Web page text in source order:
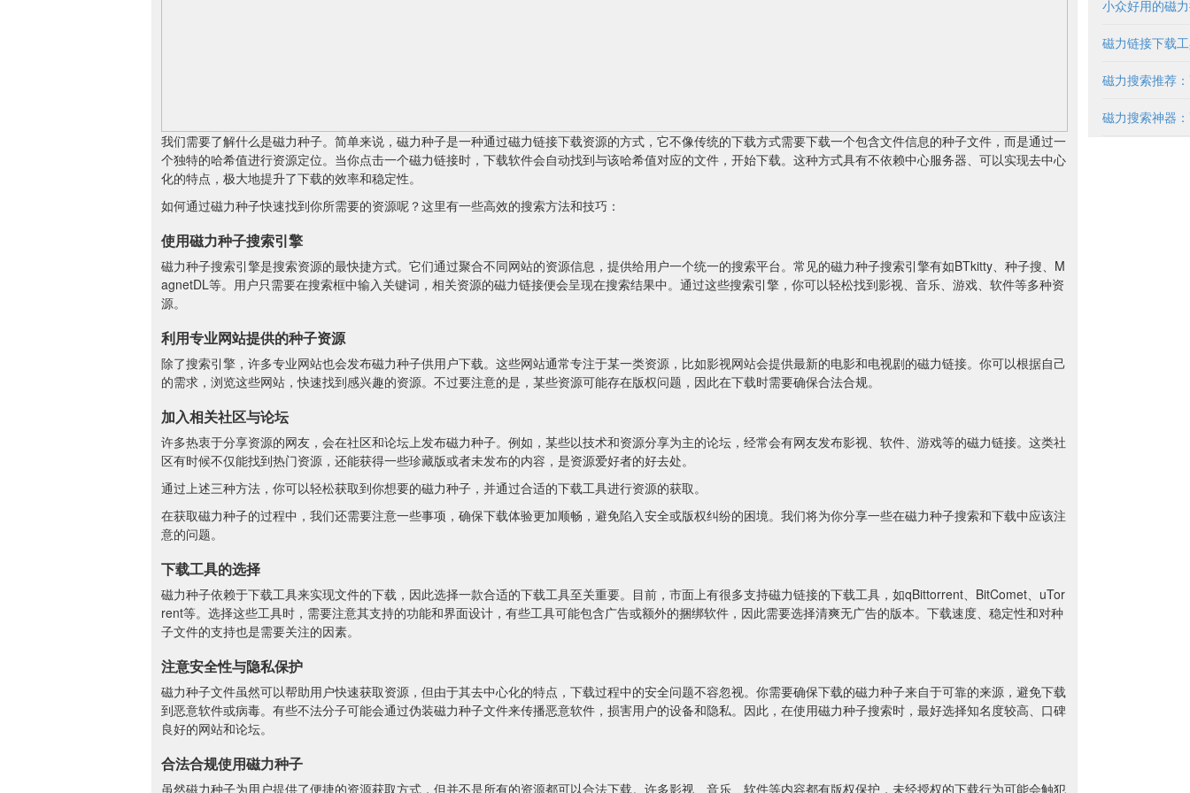
我们需要了解什么是磁力种子。简单来说，磁力种子是一种通过磁力链接下载资源的方式，它不像传统的下载方式需要下载一个包含文件信息的种子文件，而是通过一
个独特的哈希值进行资源定位。当你点击一个磁力链接时，下载软件会自动找到与该哈希值对应的文件，开始下载。这种方式具有不依赖中心服务器、可以实现去中心
化的特点，极大地提升了下载的效率和稳定性。
如何通过磁力种子快速找到你所需要的资源呢？这里有一些高效的搜索方法和技巧：
使用磁力种子搜索引擎
磁力种子搜索引擎是搜索资源的最快捷方式。它们通过聚合不同网站的资源信息，提供给用户一个统一的搜索平台。常见的磁力种子搜索引擎有如BTkitty、种子搜、M
agnetDL等。用户只需要在搜索框中输入关键词，相关资源的磁力链接便会呈现在搜索结果中。通过这些搜索引擎，你可以轻松找到影视、音乐、游戏、软件等多种资
源。
利用专业网站提供的种子资源
除了搜索引擎，许多专业网站也会发布磁力种子供用户下载。这些网站通常专注于某一类资源，比如影视网站会提供最新的电影和电视剧的磁力链接。你可以根据自己
的需求，浏览这些网站，快速找到感兴趣的资源。不过要注意的是，某些资源可能存在版权问题，因此在下载时需要确保合法合规。
加入相关社区与论坛
许多热衷于分享资源的网友，会在社区和论坛上发布磁力种子。例如，某些以技术和资源分享为主的论坛，经常会有网友发布影视、软件、游戏等的磁力链接。这类社
区有时候不仅能找到热门资源，还能获得一些珍藏版或者未发布的内容，是资源爱好者的好去处。
通过上述三种方法，你可以轻松获取到你想要的磁力种子，并通过合适的下载工具进行资源的获取。
在获取磁力种子的过程中，我们还需要注意一些事项，确保下载体验更加顺畅，避免陷入安全或版权纠纷的困境。我们将为你分享一些在磁力种子搜索和下载中应该注
意的问题。
下载工具的选择
磁力种子依赖于下载工具来实现文件的下载，因此选择一款合适的下载工具至关重要。目前，市面上有很多支持磁力链接的下载工具，如qBittorrent、BitComet、uTor
rent等。选择这些工具时，需要注意其支持的功能和界面设计，有些工具可能包含广告或额外的捆绑软件，因此需要选择清爽无广告的版本。下载速度、稳定性和对种
子文件的支持也是需要关注的因素。
注意安全性与隐私保护
磁力种子文件虽然可以帮助用户快速获取资源，但由于其去中心化的特点，下载过程中的安全问题不容忽视。你需要确保下载的磁力种子来自于可靠的来源，避免下载
到恶意软件或病毒。有些不法分子可能会通过伪装磁力种子文件来传播恶意软件，损害用户的设备和隐私。因此，在使用磁力种子搜索时，最好选择知名度较高、口碑
良好的网站和论坛。
合法合规使用磁力种子
虽然磁力种子为用户提供了便捷的资源获取方式，但并不是所有的资源都可以合法下载。许多影视、音乐、软件等内容都有版权保护，未经授权的下载行为可能会触犯